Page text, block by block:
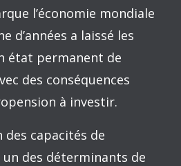
l’économie mondiale
d’années a laissé les
état permanent de
des conséquences
à investir.
des capacités de
des déterminants de